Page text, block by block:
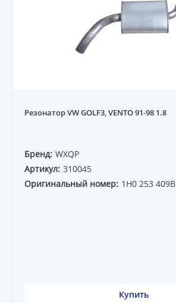
Резонатор VW GOLF3, VENTO 91-98 1.8
Бренд: WXQP
Артикул: 310045
Оригинальный номер: 1H0 253 409B
Купить